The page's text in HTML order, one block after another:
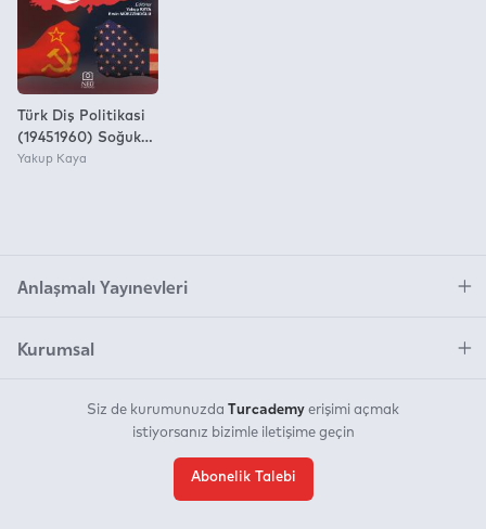
Türk Diş Politikasi
(19451960) Soğuk
Savaşin Başindan
Yakup Kaya
Anlaşmalı Yayınevleri
Kurumsal
Siz de kurumunuzda Turcademy erişimi açmak
istiyorsanız bizimle iletişime geçin
Abonelik Talebi